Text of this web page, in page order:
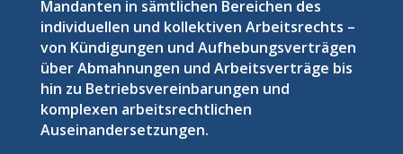
Mandanten in sämtlichen Bereichen des
individuellen und kollektiven Arbeitsrechts –
von Kündigungen und Aufhebungsverträgen
über Abmahnungen und Arbeitsverträge bis
hin zu Betriebsvereinbarungen und
komplexen arbeitsrechtlichen
Auseinandersetzungen.